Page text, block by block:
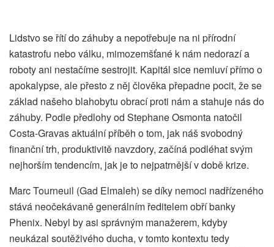
Lidstvo se řítí do záhuby a nepotřebuje na ni přírodní
katastrofu nebo válku, mimozemšťané k nám nedorazí a
roboty ani nestačíme sestrojit. Kapitál sice nemluví přímo o
apokalypse, ale přesto z něj člověka přepadne pocit, že se
základ našeho blahobytu obrací proti nám a stahuje nás do
záhuby. Podle předlohy od Stephane Osmonta natočil
Costa-Gravas aktuální příběh o tom, jak náš svobodný
finanční trh, produktivitě navzdory, začíná podléhat svým
nejhorším tendencím, jak je to nejpatrnější v době krize.
Marc Tourneuil (Gad Elmaleh) se díky nemoci nadřízeného
stává neočekávaně generálním ředitelem obří banky
Phenix. Nebyl by asi správným manažerem, kdyby
neukázal soutěživého ducha, v tomto kontextu tedy